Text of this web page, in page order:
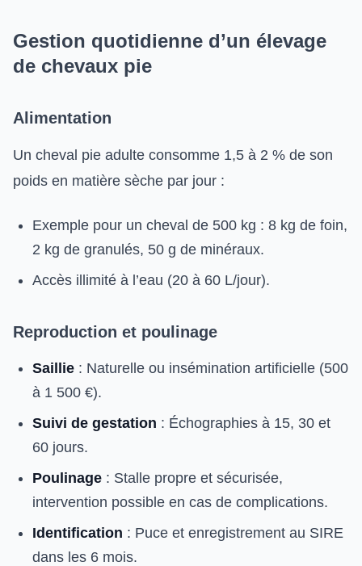
Gestion quotidienne d’un élevage
de chevaux pie
Alimentation
Un cheval pie adulte consomme 1,5 à 2 % de son
poids en matière sèche par jour :
Exemple pour un cheval de 500 kg : 8 kg de foin,
2 kg de granulés, 50 g de minéraux.
Accès illimité à l’eau (20 à 60 L/jour).
Reproduction et poulinage
Saillie : Naturelle ou insémination artificielle (500
à 1 500 €).
Suivi de gestation : Échographies à 15, 30 et
60 jours.
Poulinage : Stalle propre et sécurisée,
intervention possible en cas de complications.
Identification : Puce et enregistrement au SIRE
dans les 6 mois.